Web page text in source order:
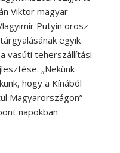
Viktor magyar
Putyin orosz
egyik
vasúti teherszállítási
„Nekünk
hogy a Kínából
Magyarországon” –
napokban